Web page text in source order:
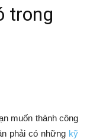
trong
muốn thành công
phải có những kỹ